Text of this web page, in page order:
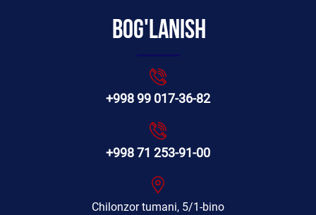
Bog'lanish
+998 99 017-36-82
+998 71 253-91-00
Chilonzor tumani, 5/1-bino